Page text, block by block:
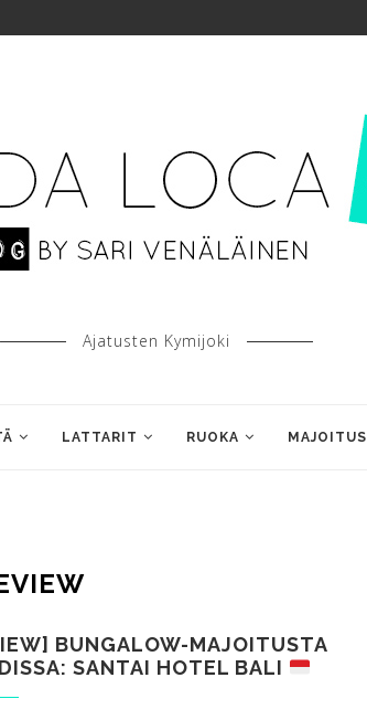
Ajatusten Kymijoki
LATTARIT RUOKA MAJOITUS
BUNGALOW-MAJOITUSTA
SANTAI HOTEL BALI